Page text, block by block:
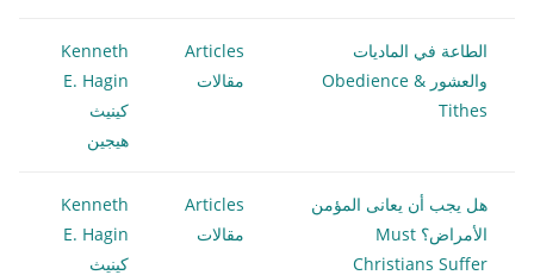
الطاعة في الماديات
والعشور Obedience &
Tithes
Articles
مقالات
Kenneth
E. Hagin
كينيث
هيجين
هل يجب أن يعانى المؤمن
الأمراض؟ Must
Christians Suffer
Articles
مقالات
Kenneth
E. Hagin
كينيث